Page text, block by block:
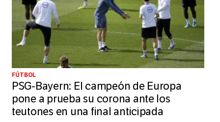
FÚTBOL
PSG-Bayern: El campeón de Europa
pone a prueba su corona ante los
teutones en una final anticipada